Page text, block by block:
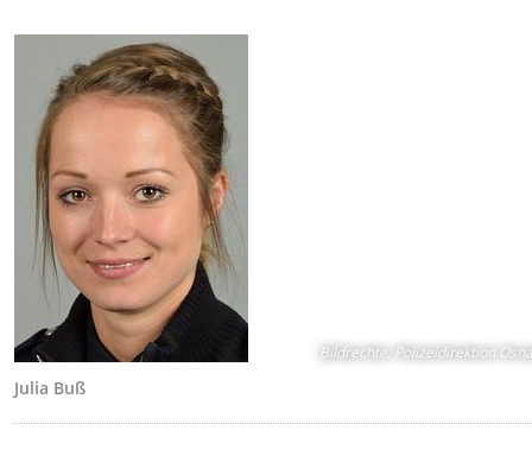
Bildrechte: Polizeidirektion
Julia Buß